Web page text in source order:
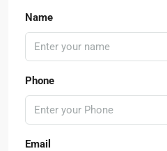
Name
Phone
Email